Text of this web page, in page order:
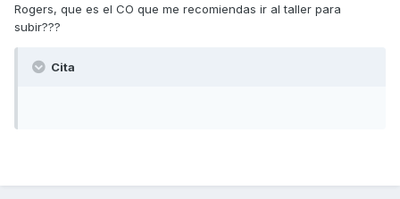
automático se haya quedado clavado y no haga su función
de limitar el paso de aire al cuerpo de admisión cuando el
Rogers, que es el CO que me recomiendas ir al taller para
subir???
Cita